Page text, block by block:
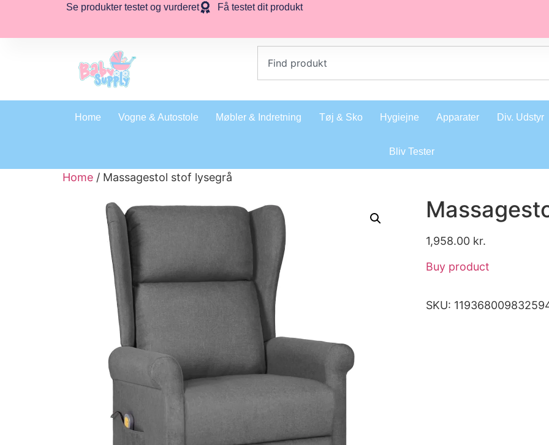
Se produkter testet og vurderet Få testet dit produkt
Home Vogne & Autostole Møbler & Indretning Tøj & Sko Hygiejne Apparater Div. Udstyr
Bliv Tester
Home / Massagestol stof lysegrå
1,958.00 kr.
Buy product
SKU: